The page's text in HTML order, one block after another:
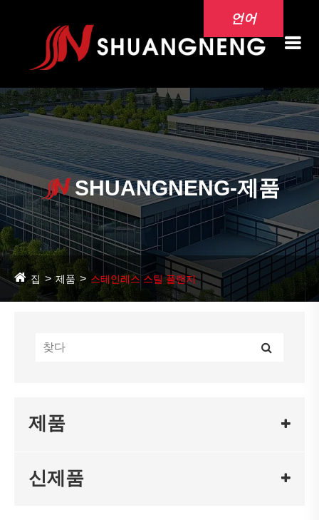
언어
SHUANGNENG-제품
집 제품 스테인레스 스틸 플랜지
제품
신제품